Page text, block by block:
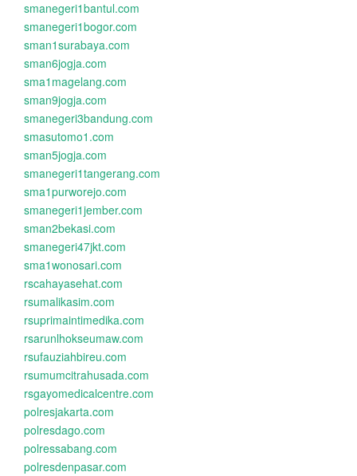
smanegeri1bantul.com
smanegeri1bogor.com
sman1surabaya.com
sman6jogja.com
sma1magelang.com
sman9jogja.com
smanegeri3bandung.com
smasutomo1.com
sman5jogja.com
smanegeri1tangerang.com
sma1purworejo.com
smanegeri1jember.com
sman2bekasi.com
smanegeri47jkt.com
sma1wonosari.com
rscahayasehat.com
rsumalikasim.com
rsuprimaintimedika.com
rsarunlhokseumaw.com
rsufauziahbireu.com
rsumumcitrahusada.com
rsgayomedicalcentre.com
polresjakarta.com
polresdago.com
polressabang.com
polresdenpasar.com